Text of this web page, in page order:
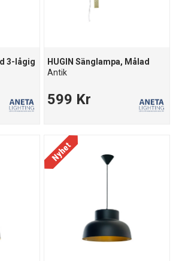
3-lågig
HUGIN Sänglampa, Målad
Antik
599 Kr